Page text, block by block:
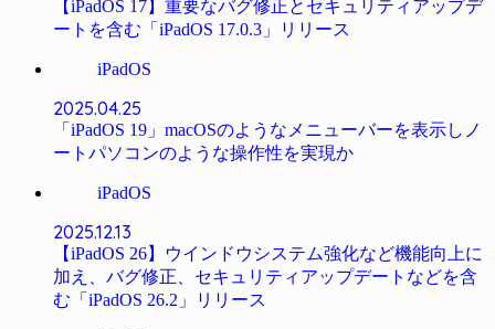
【iPadOS 17】重要なバグ修正とセキュリティアップデ
ートを含む「iPadOS 17.0.3」リリース
iPadOS
2025.04.25
「iPadOS 19」macOSのようなメニューバーを表示しノ
ートパソコンのような操作性を実現か
iPadOS
2025.12.13
【iPadOS 26】ウインドウシステム強化など機能向上に
加え、バグ修正、セキュリティアップデートなどを含
む「iPadOS 26.2」リリース